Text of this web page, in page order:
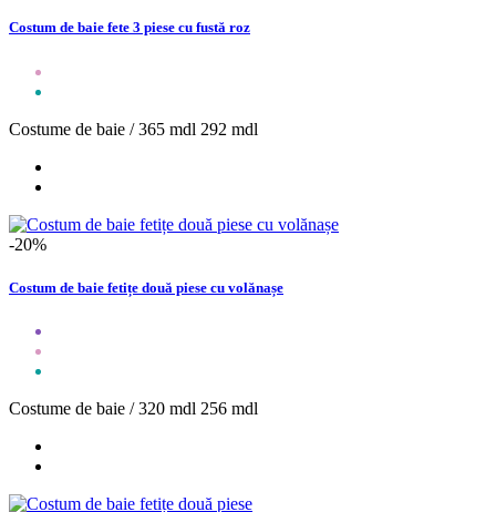
Costum de baie fete 3 piese cu fustă roz
Costume de baie /365 mdl 292 mdl
-20%
Costum de baie fetițe două piese cu volănașe
Costume de baie /320 mdl 256 mdl